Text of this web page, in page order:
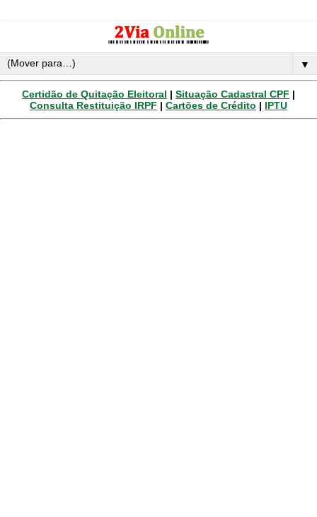
▼
Certidão de Quitação Eleitoral | Situação Cadastral CPF |
Consulta Restituição IRPF | Cartões de Crédito | IPTU